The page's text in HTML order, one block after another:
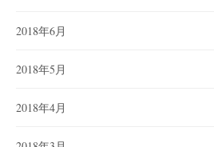
2018年6月
2018年5月
2018年4月